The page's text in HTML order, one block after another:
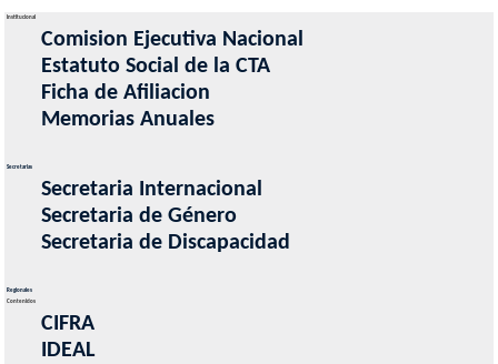
Institucional
Comision Ejecutiva Nacional
Estatuto Social de la CTA
Ficha de Afiliacion
Memorias Anuales
Secretarias
Secretaria Internacional
Secretaria de Género
Secretaria de Discapacidad
Regionales
Contenidos
CIFRA
IDEAL